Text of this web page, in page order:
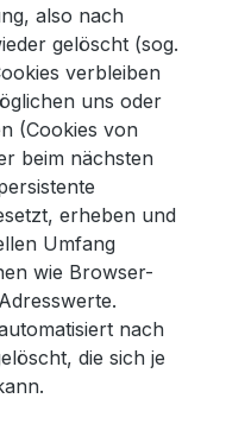
also nach
gelöscht (sog.
verbleiben
uns oder
(Cookies von
beim nächsten
erheben und
Umfang
wie Browser-
nach
die sich je